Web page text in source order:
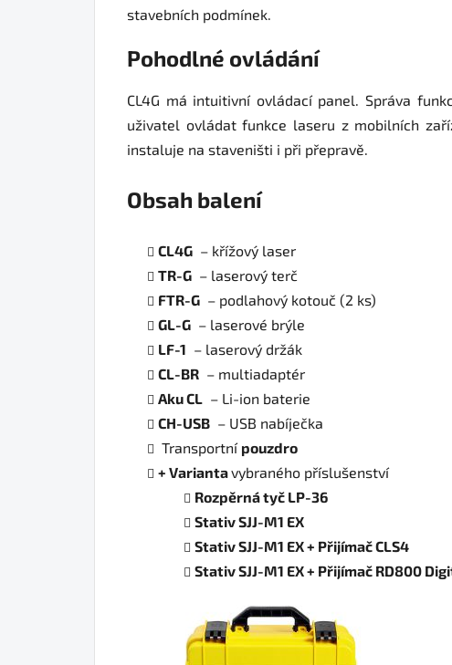
stavebních podmínek.
Pohodlné ovládání
CL4G má intuitivní ovládací panel. Správa
uživatel ovládat funkce laseru z mobilních
instaluje na staveništi i při přepravě.
Obsah balení
CL4G – křížový laser
TR-G – laserový terč
FTR-G – podlahový kotouč (2 ks)
GL-G – laserové brýle
LF-1 – laserový držák
CL-BR – multiadaptér
Aku CL – Li-ion baterie
CH-USB – USB nabíječka
Transportní pouzdro
+ Variantavybraného příslušenství
Rozpěrná tyč LP-36
Stativ SJJ-M1 EX
Stativ SJJ-M1 EX + Přijímač CLS4
Stativ SJJ-M1 EX + Přijímač RD800